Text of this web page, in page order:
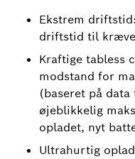
Ekstrem
driftstid til
Kraftige tabless
modstand for
(baseret på
øjeblikkelig
opladet, nyt
Ultrahurtig